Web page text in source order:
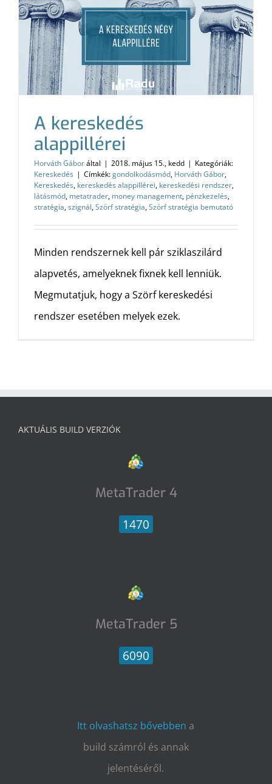
A kereskedés
alappillérei
Horváth Gáboráltal | 2018. május 15., kedd | Kategóriák:
Kereskedés | Címkék:gondolkodásmód, Horváth Gábor,
Kereskedés, kereskedés alappillérei, kereskedési rendszer,
látásmód, metatrader, money management, pénzkezelés,
stratégia,szignál,Szörf stratégia,Szörf stratégia bemutató
Minden rendszernek kell pár sziklaszilárd
alapvetés, amelyeknek fixnek kell lenniük.
Megmutatjuk, hogy a Szörf kereskedési
rendszer esetében melyek ezek.
AKTUÁLIS BUILD VERZIÓK
MetaTrader 4
1470
MetaTrader 5
6090
Itt olvashatsz bővebben a
build számról és annak
jelentéséről.